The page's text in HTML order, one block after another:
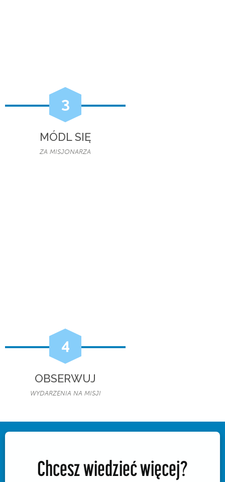
3
MÓDL SIĘ
ZA MISJONARZA
4
OBSERWUJ
WYDARZENIA NA MISJI
Chcesz wiedzieć więcej?